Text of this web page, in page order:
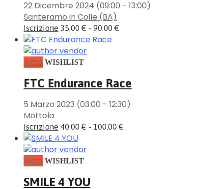
22 Dicembre 2024 (09:00 - 13:00)
Santeramo in Colle (BA)
Iscrizione 35.00 € - 90.00 €
Altro WISHLIST
FTC Endurance Race
5 Marzo 2023 (03:00 - 12:30)
Mottola
Iscrizione 40.00 € - 100.00 €
Altro WISHLIST
SMILE 4 YOU